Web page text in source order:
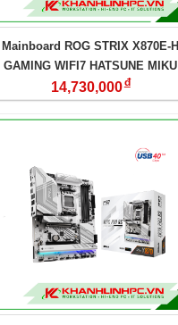
Mainboard ROG STRIX X870E-H
GAMING WIFI7 HATSUNE MIKU
EDITION
14,730,000đ